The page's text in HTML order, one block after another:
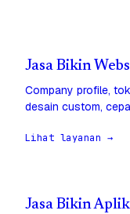
Jasa Bikin
Company profile,
desain custom,
Lihat layanan →
Jasa Bikin